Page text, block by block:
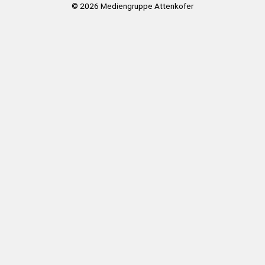
© 2026 Mediengruppe Attenkofer